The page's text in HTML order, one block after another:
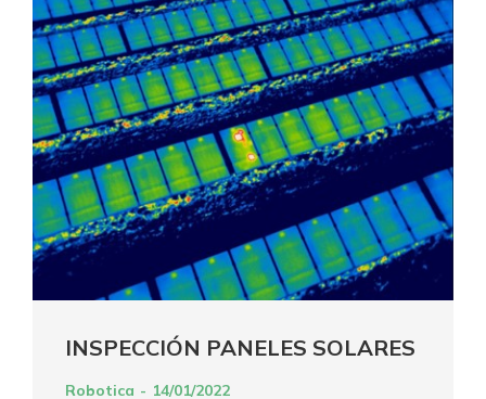
INSPECCIÓN PANELES SOLARES
Robotica 14/01/2022